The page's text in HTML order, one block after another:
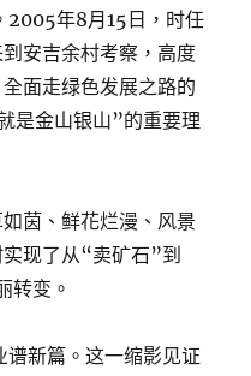
2005年8月15日，时任
安吉余村考察，高度
面走绿色发展之路的
是金山银山”的重要理
茵、鲜花烂漫、风景
现了从“卖矿石”到
转变。
新篇。这一缩影见证